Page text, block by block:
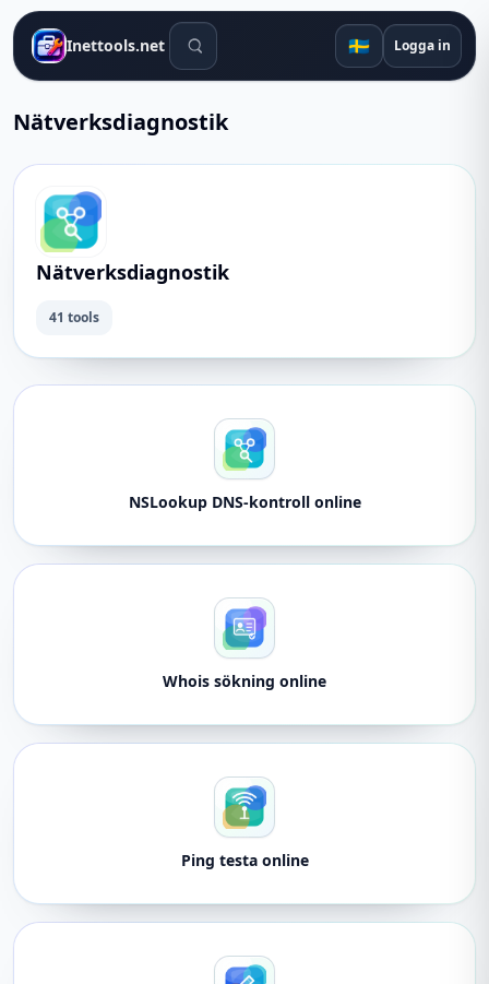
Inettools.net Sökverktyg 🇸🇪 Logga in
Nätverksdiagnostik
Nätverksdiagnostik
41 tools
NSLookup DNS-kontroll online
Whois sökning online
Ping testa online